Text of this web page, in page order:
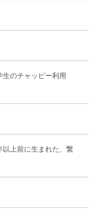
生のチャッピー利用
以上前に生まれた、繋